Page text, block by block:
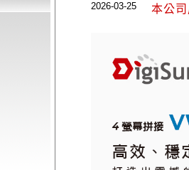
2026-03-25 本公